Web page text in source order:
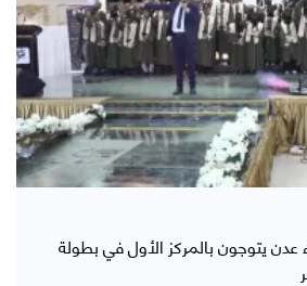
يتوجون بالمركز الأول في بطولة